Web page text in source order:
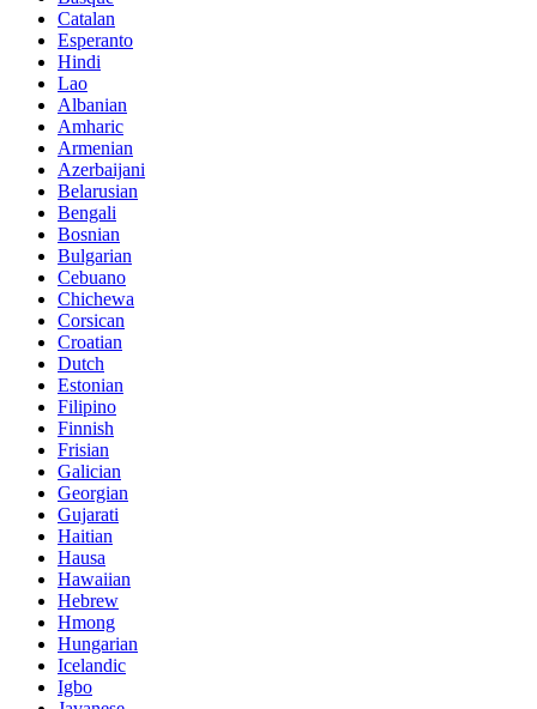
Catalan
Esperanto
Hindi
Lao
Albanian
Amharic
Armenian
Azerbaijani
Belarusian
Bengali
Bosnian
Bulgarian
Cebuano
Chichewa
Corsican
Croatian
Dutch
Estonian
Filipino
Finnish
Frisian
Galician
Georgian
Gujarati
Haitian
Hausa
Hawaiian
Hebrew
Hmong
Hungarian
Icelandic
Igbo